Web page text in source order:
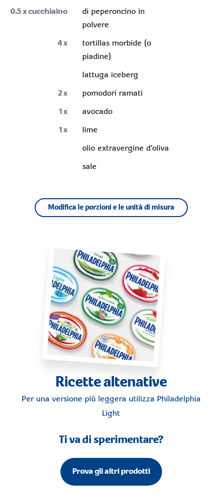
0.5x cucchiaino
di peperoncino in
polvere
4x
tortillas morbide (o
piadine)
lattuga iceberg
2x
pomodori ramati
1x
avocado
1x
lime
olio extravergine d'oliva
sale
Modifica le porzioni e le unità di misura
Ricette altenative
Per una versione più leggera utilizza Philadelphia
Light
Ti va di sperimentare?
Prova gli altri prodotti